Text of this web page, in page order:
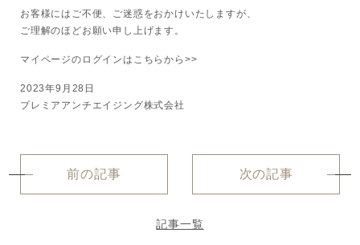
定期便サービスのご案内
会員ステージ・ポイントプログラム
よくあるお問い合せ
特集一覧 SPECIAL
お客様にはご不便、ご迷惑をおかけいたしますが、
ご理解のほどお願い申し上げます。
マイページのログインはこちらから>>
2023年9月28日
プレミアアンチエイジング株式会社
前の記事 次の記事
記事一覧